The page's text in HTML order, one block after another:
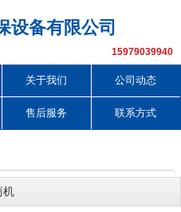
设备有限公司
15979039940
关于我们 公司动态
售后服务 联系方式
机